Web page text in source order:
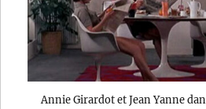
Annie Girardot et Jean Yanne